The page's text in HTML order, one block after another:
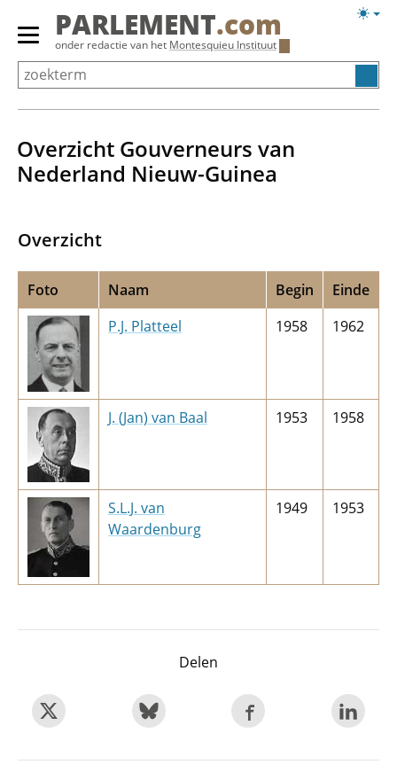
Overslaan
Primair
menu
tonen/verbergen
PARLEMENT.com
onder redactie van het Montesquieu Instituut
Overzicht Gouverneurs van
Nederland Nieuw-Guinea
Overzicht
Foto Naam Begin
Einde
P.J. Platteel
1958 1962
J. (Jan) van Baal 1953 1958
S.L.J. van
Waardenburg
1949 1953
Delen